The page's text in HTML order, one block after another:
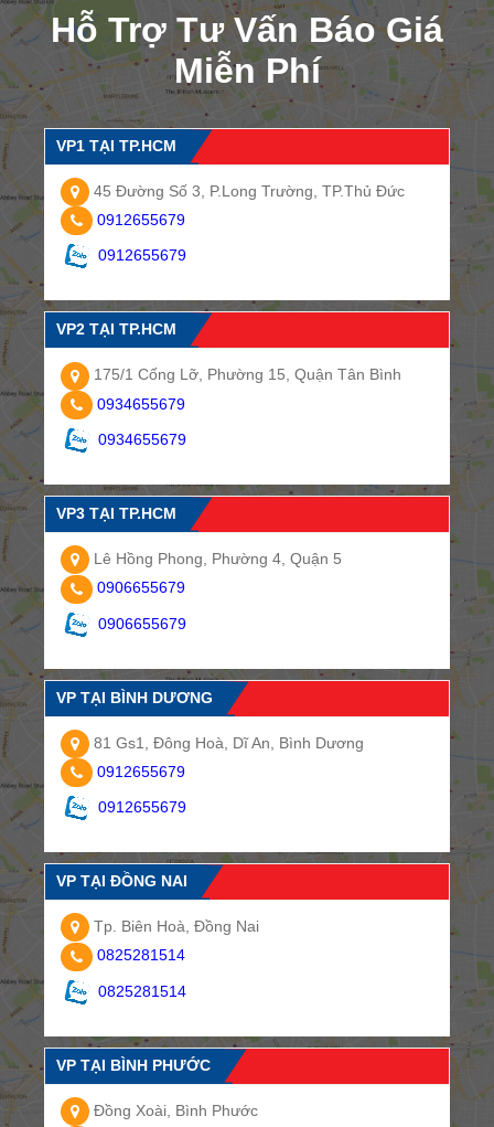
Hỗ Trợ Tư Vấn Báo Giá
Miễn Phí
VP1 TẠI TP.HCM
45 Đường Số 3, P.Long Trường, TP.Thủ Đức
0912655679
0912655679
VP2 TẠI TP.HCM
175/1 Cống Lỡ, Phường 15, Quận Tân Bình
0934655679
0934655679
VP3 TẠI TP.HCM
Lê Hồng Phong, Phường 4, Quận 5
0906655679
0906655679
VP TẠI BÌNH DƯƠNG
81 Gs1, Đông Hoà, Dĩ An, Bình Dương
0912655679
0912655679
VP TẠI ĐỒNG NAI
Tp. Biên Hoà, Đồng Nai
0825281514
0825281514
VP TẠI BÌNH PHƯỚC
Đồng Xoài, Bình Phước